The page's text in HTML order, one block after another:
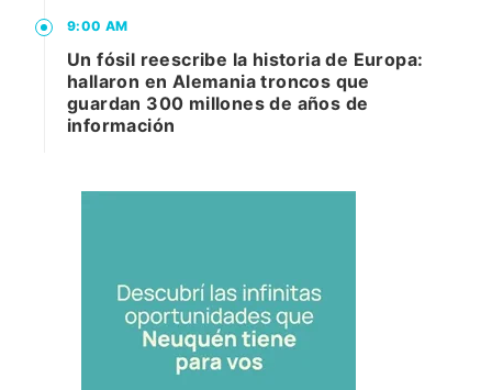
9:00 AM
Un fósil reescribe la historia de Europa:
hallaron en Alemania troncos que
guardan 300 millones de años de
información